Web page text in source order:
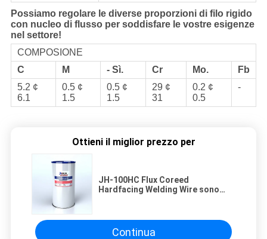
Possiamo regolare le diverse proporzioni di filo rigido
con nucleo di flusso per soddisfare le vostre esigenze
nel settore!
COMPOSIONE
C
M - Sì. Cr Mo.
Fb
5.2 ¢
6.1
0.5 ¢
1.5
0.5 ¢
1.5
29 ¢
31
0.2 ¢
0.5
-
Ottieni il miglior prezzo per
JH-100HC Flux Coreed
Hardfacing Welding Wire sono
Continua